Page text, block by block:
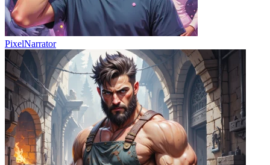
PixelNarrator